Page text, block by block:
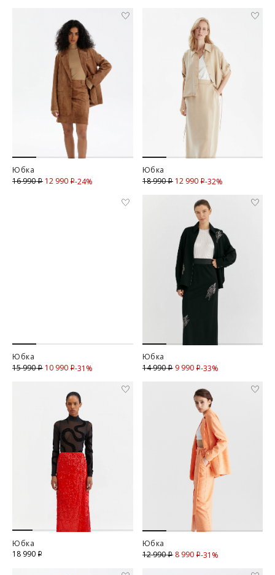
Юбка
16 990i 12 990 iСкидка
-24%
Юбка
18 990i 12 990 iСкидка
-32%
Юбка
15 990i 10 990 iСкидка
-31%
Юбка
14 990i 9 990 iСкидка
-33%
Юбка
18 990 i
Юбка
12 990i 8 990 iСкидка
-31%